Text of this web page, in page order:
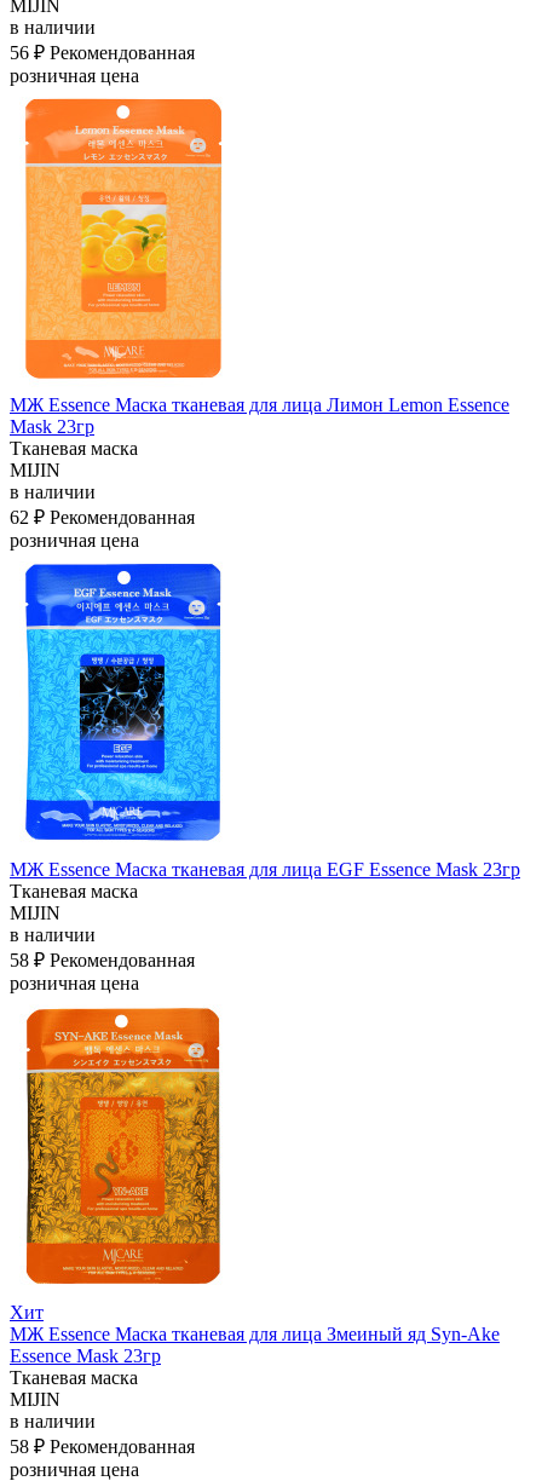
MIJIN
в наличии
56 ₽ Рекомендованная
розничная цена
МЖ Essence Маска тканевая для лица Лимон Lemon Essence
Mask 23гр
Тканевая маска
MIJIN
в наличии
62 ₽ Рекомендованная
розничная цена
МЖ Essence Маска тканевая для лица EGF Essence Mask 23гр
Тканевая маска
MIJIN
в наличии
58 ₽ Рекомендованная
розничная цена
Хит
МЖ Essence Маска тканевая для лица Змеиный яд Syn-Ake
Essence Mask 23гр
Тканевая маска
MIJIN
в наличии
58 ₽ Рекомендованная
розничная цена